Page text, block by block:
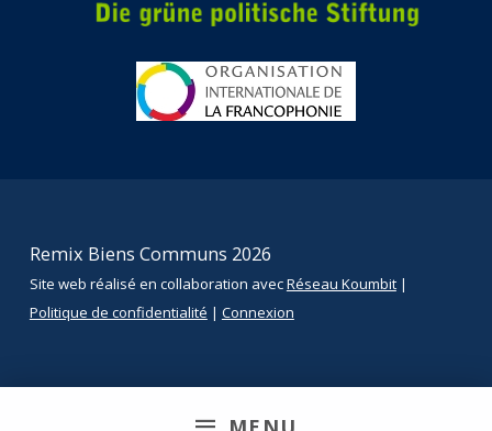
Remix Biens Communs 2026
Site web réalisé en collaboration avecRéseau Koumbit|
Politique de confidentialité | Connexion